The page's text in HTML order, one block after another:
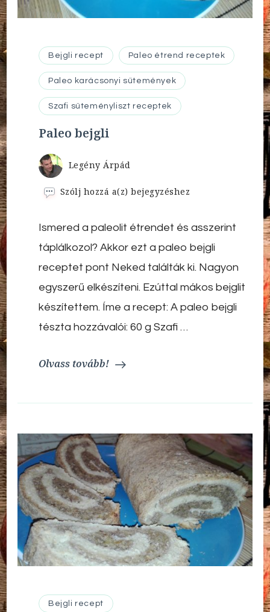
Bejgli recept Paleo étrend receptek
Paleo karácsonyi sütemények
Szafi süteményliszt receptek
Paleo bejgli
Legény Árpád
Szólj hozzá a(z)Paleo
bejegyzéshez
Ismered a paleolit étrendet és asszerint
táplálkozol? Akkor ezt a paleo bejgli
receptet pont Neked találták ki. Nagyon
egyszerű elkészíteni. Ezúttal mákos bejglit
készítettem. Íme a recept: A paleo bejgli
tészta hozzávalói: 60 g Szafi …
Olvass tovább!
Bejgli recept